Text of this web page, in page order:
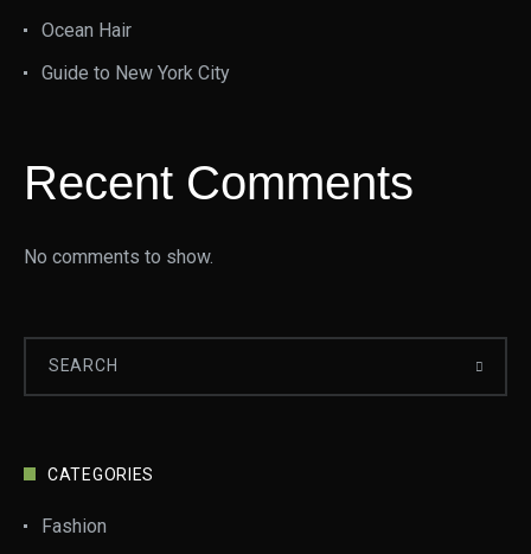
Ocean Hair
Guide to New York City
Recent Comments
No comments to show.
CATEGORIES
Fashion